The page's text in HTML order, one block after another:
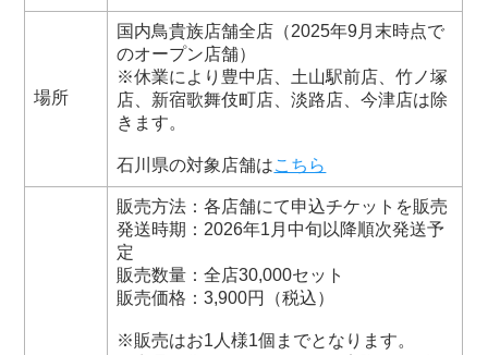
場所
国内鳥貴族店舗全店（2025年9月末時点で
のオープン店舗）
※休業により豊中店、土山駅前店、竹ノ塚
店、新宿歌舞伎町店、淡路店、今津店は除
きます。
石川県の対象店舗はこちら
販売方法：各店舗にて申込チケットを販売
発送時期：2026年1月中旬以降順次発送予
定
販売数量：全店30,000セット
販売価格：3,900円（税込）
※販売はお1人様1個までとなります。